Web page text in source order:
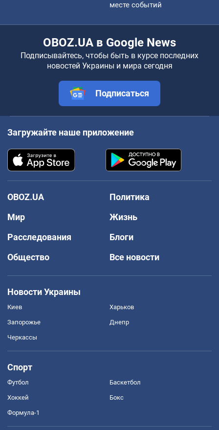
месте событий
OBOZ.UA в Google News
Подписывайтесь, чтобы быть в курсе последних
новостей Украины и мира сегодня
Подписаться
Загружайте наше приложение
OBOZ.UA
Политика
Мир
Жизнь
Расследования
Блоги
Общество
Все новости
Новости Украины
Киев Харьков
Запорожье Днепр
Черкассы
Спорт
Футбол Баскетбол
Хоккей Бокс
Формула-1